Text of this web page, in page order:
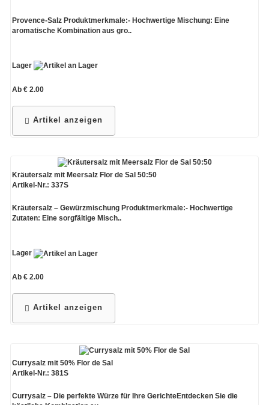
Provence-Salz Produktmerkmale:- Hochwertige Mischung: Eine
aromatische Kombination aus gro..
Lager
Ab € 2.00
Artikel anzeigen
Kräutersalz mit Meersalz Flor de Sal 50:50
Artikel-Nr.: 337S
Kräutersalz – Gewürzmischung Produktmerkmale:- Hochwertige
Zutaten: Eine sorgfältige Misch..
Lager
Ab € 2.00
Artikel anzeigen
Currysalz mit 50% Flor de Sal
Artikel-Nr.: 381S
Currysalz – Die perfekte Würze für Ihre GerichteEntdecken Sie die